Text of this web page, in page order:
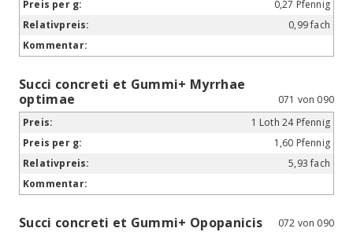
0,27 Pfennig
0,99 fach
Succi concreti et Gummi+ Myrrhae
optimae
071 von 090
1 Loth 24 Pfennig
1,60 Pfennig
5,93 fach
Succi concreti et Gummi+ Opopanicis
072 von 090